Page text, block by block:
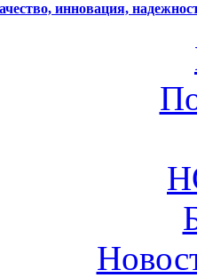
инновация,